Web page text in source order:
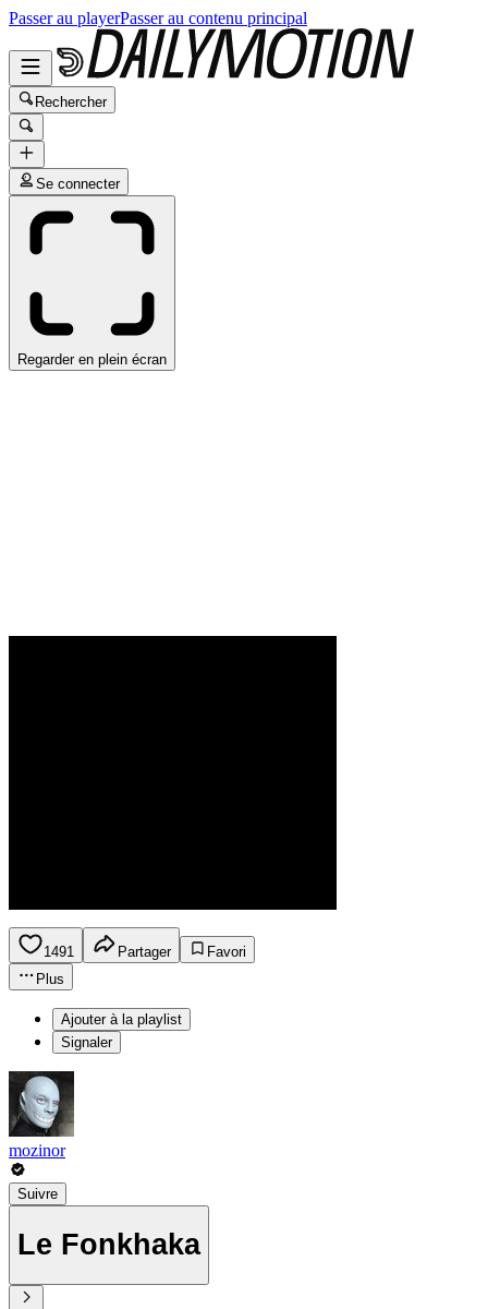
Passer au playerPasser au contenu principal
Rechercher
Se connecter
Regarder en plein écran
1491 Partager
Favori
Plus
Ajouter à la playlist
Signaler
mozinor
Suivre
Le Fonkhaka